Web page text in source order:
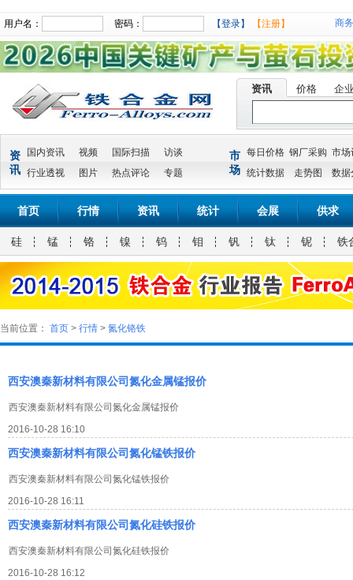
用户名： 密码： 【登录】 【注册】 商
资讯 价格 企
资
讯
国内资讯 视频 国际扫描
访谈
行业透视
图片 热点评论 专题
市
场
每日价格 钢厂采购 市场
统计数据
走势图 数据
首页 行情 资讯 统计 会展 供求
硅 锰 铬 镍 钨 钼 钒 钛 铌 铁
当前位置： 首页 > 行情 > 氮化铬铁
西安澳秦新材料有限公司氮化金属锰报价
西安澳秦新材料有限公司氮化金属锰报价
2016-10-28 16:10
西安澳秦新材料有限公司氮化锰铁报价
西安澳秦新材料有限公司氮化锰铁报价
2016-10-28 16:11
西安澳秦新材料有限公司氮化硅铁报价
西安澳秦新材料有限公司氮化硅铁报价
2016-10-28 16:12